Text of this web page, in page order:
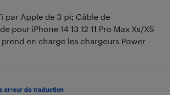
par Apple de 3 pi; Câble de
iPhone 14 13 12 11 Pro Max Xs/XS
en charge les chargeurs Power
erreur de traduction